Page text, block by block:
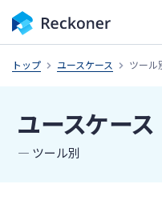
トップ ユースケース ツール
ユースケース
― ツール別